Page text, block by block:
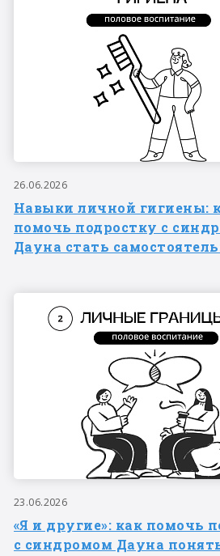
26.06.2026
Навыки личной гигиены:
помочь подростку с
Дауна стать
23.06.2026
«Я и другие»: как помочь
с синдромом Дауна